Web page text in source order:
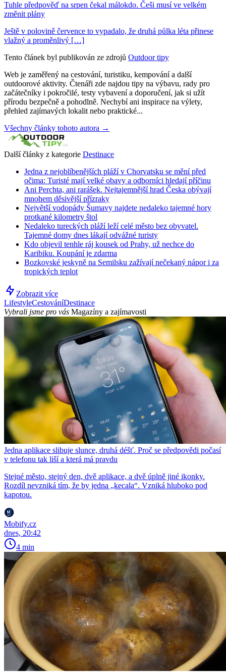
Tuhle předpověď na srpen čekal málokdo. Češi musí ve velkém
změnit plány
Ještě v polovině července to vypadalo, že druhá půlka léta přinese
vlažný a proměnlivý […]
Tento článek byl publikován ze zdrojů Outdoor tipy
Web je zaměřený na cestování, turistiku, kempování a další
outdoorové aktivity. Čtenáři zde najdou tipy na výbavu, rady pro
začátečníky i pokročilé, testy vybavení a doporučení, jak si užít
přírodu bezpečně a pohodlně. Nechybí ani inspirace na výlety,
přehled zajímavých lokalit nebo praktické...
Všechny články tohoto autora →
Další články z kategorie Destinace
Jedna z nejoblíbenějších pláží v Chorvatsku se mění před
očima: Turisté mají velké obavy a odborníci hledají příčinu
Ani Perchta, ani rarášek. Nejtajemnější hrad Česka obývají
mnohem děsivější přízraky
Největší vodopády Šumavy najdete nedaleko tajemné hory
protkané kilometry štol
Nedaleko tureckých pláží leží celé město bez obyvatel.
Tajemné domy dnes lákají odvážné turisty
Kdo objevil tenhle ráj kousek od Prahy, už nechce do
Karibiku. Koupání je zdarma
Bozkovské jeskyně na Semilsku zažívají nečekaný nápor i za
tropických teplot
Zobrazit více
LifestyleCestováníDestinace
Vybrali jsme pro vás Magazíny a zajímavosti
Jedna aplikace slibuje slunce, druhá déšť. Proč se předpovědi počasí
v telefonu tak liší a která má pravdu
Stejné město, stejný den, dvě aplikace, a dvě úplně jiné ikonky.
Rozdíl nevzniká tím, že by jedna „kecala“. Vzniká hluboko pod
kapotou.
Mobify.cz
dnes, 20:42
4 min